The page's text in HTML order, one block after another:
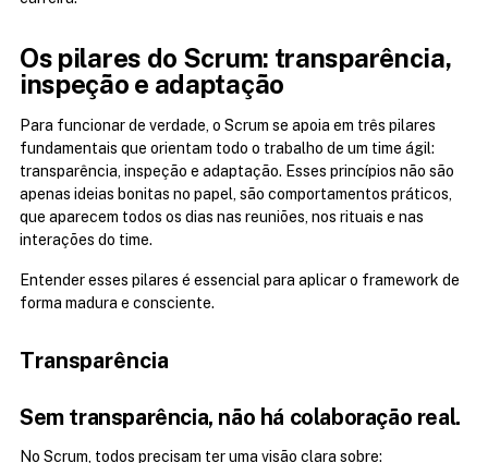
Os pilares do Scrum: transparência,
inspeção e adaptação
Para funcionar de verdade, o Scrum se apoia em três pilares
fundamentais que orientam todo o trabalho de um time ágil:
transparência, inspeção e adaptação. Esses princípios não são
apenas ideias bonitas no papel, são comportamentos práticos,
que aparecem todos os dias nas reuniões, nos rituais e nas
interações do time.
Entender esses pilares é essencial para aplicar o framework de
forma madura e consciente.
Transparência
Sem transparência, não há colaboração real.
No Scrum, todos precisam ter uma visão clara sobre: